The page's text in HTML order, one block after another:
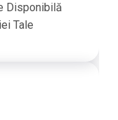
Disponibilă
Tale